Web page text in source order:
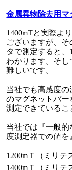
金属異物除去用マ
1400mTと実際よ
ございますが、
タで測定すると、
わかります。そし
難しいです。
当社でも高感度の
のマグネットバー
測定できているこ
当社では『一般
度測定器での値を
1200mＴ（ミリテ
1400mＴ（ミリテ